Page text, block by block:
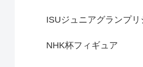
ISUジュニアグランプ
NHK杯フィギュア